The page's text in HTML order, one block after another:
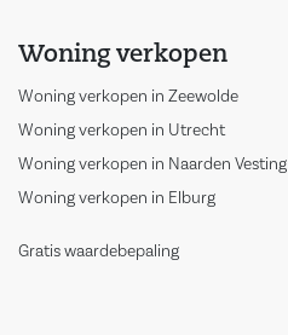
Woning verkopen
Woning verkopen in Zeewolde
Woning verkopen in Utrecht
Woning verkopen in Naarden Vesting
Woning verkopen in Elburg
Gratis waardebepaling